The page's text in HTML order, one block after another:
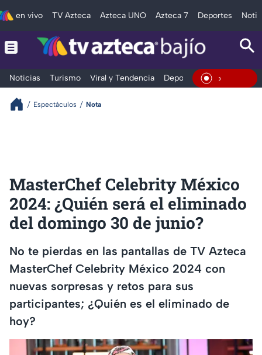
en vivo TV Azteca Azteca UNO Azteca 7 Deportes
Noticias Turismo Viral y Tendencia Deportes Espectáculos
En Vivo
Espectáculos Nota
MasterChef Celebrity México
2024: ¿Quién será el eliminado
del domingo 30 de junio?
No te pierdas en las pantallas de TV Azteca
MasterChef Celebrity México 2024 con
nuevas sorpresas y retos para sus
participantes; ¿Quién es el eliminado de
hoy?